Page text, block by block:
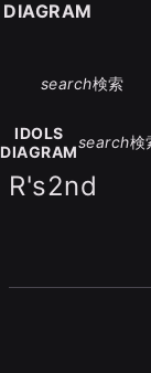
search検索
IDOLS
DIAGRAM
search検
R's2nd